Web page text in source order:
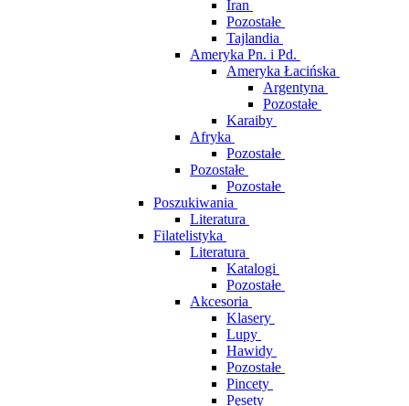
Iran
Pozostałe
Tajlandia
Ameryka Pn. i Pd.
Ameryka Łacińska
Argentyna
Pozostałe
Karaiby
Afryka
Pozostałe
Pozostałe
Pozostałe
Poszukiwania
Literatura
Filatelistyka
Literatura
Katalogi
Pozostałe
Akcesoria
Klasery
Lupy
Hawidy
Pozostałe
Pincety
Pęsety